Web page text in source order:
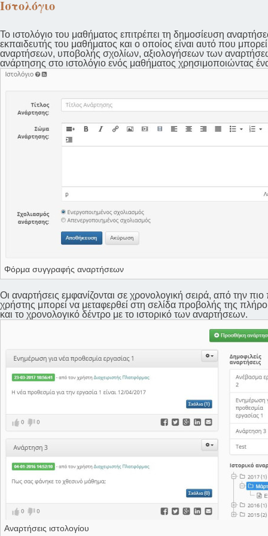
Ιστολόγιο
Το ιστολόγιο του μαθήματος επιτρέπει τη δημοσίευση
εκπαιδευτής του μαθήματος και ο οποίος είναι αυτό που
αναρτήσεων, υποβολής σχολίων, αξιολογήσεων των
ανάρτησης στο ιστολόγιο ενός μαθήματος χρησιμοποιώντας
Φόρμα συγγραφής αναρτήσεων
Οι αναρτήσεις εμφανίζονται σε χρονολογική σειρά, από την
χρήστης μπορεί να μεταφερθεί στη σελίδα προβολής της
και το χρονολογικό δέντρο με το ιστορικό των αναρτήσεων.
Αναρτήσεις ιστολογίου